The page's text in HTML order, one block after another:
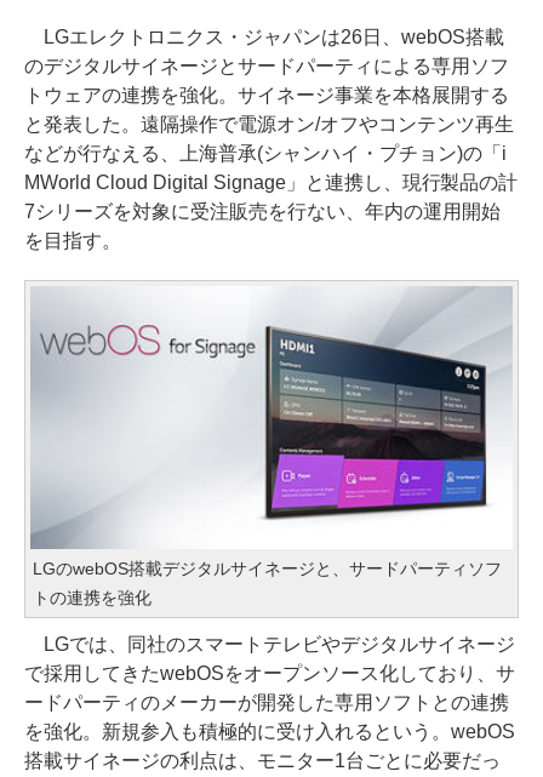
LGエレクトロニクス・ジャパンは26日、webOS搭載
のデジタルサイネージとサードパーティによる専用ソフ
トウェアの連携を強化。サイネージ事業を本格展開する
と発表した。遠隔操作で電源オン/オフやコンテンツ再生
などが行なえる、上海普承(シャンハイ・プチョン)の「i
MWorld Cloud Digital Signage」と連携し、現行製品の計
7シリーズを対象に受注販売を行ない、年内の運用開始
を目指す。
LGのwebOS搭載デジタルサイネージと、サードパーティソフ
トの連携を強化
LGでは、同社のスマートテレビやデジタルサイネージ
で採用してきたwebOSをオープンソース化しており、サ
ードパーティのメーカーが開発した専用ソフトとの連携
を強化。新規参入も積極的に受け入れるという。webOS
搭載サイネージの利点は、モニター1台ごとに必要だっ